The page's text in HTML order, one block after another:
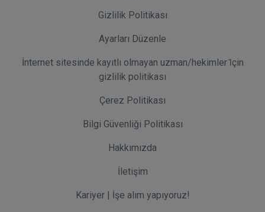
Gizlilik Politikası
Ayarları Düzenle
İnternet sitesinde kayıtlı olmayan uzman/hekimler i̇çin
gizlilik politikası
Çerez Politikası
Bilgi Güvenliği Politikası
Hakkımızda
İletişim
Kariyer | İşe alım yapıyoruz!